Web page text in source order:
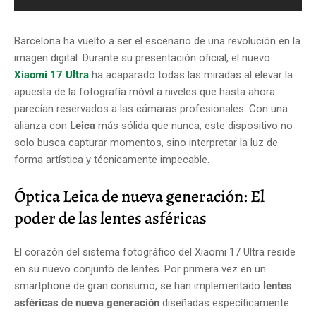
Barcelona ha vuelto a ser el escenario de una revolución en la
imagen digital. Durante su presentación oficial, el nuevo
Xiaomi 17 Ultra ha acaparado todas las miradas al elevar la
apuesta de la fotografía móvil a niveles que hasta ahora
parecían reservados a las cámaras profesionales. Con una
alianza con Leica más sólida que nunca, este dispositivo no
solo busca capturar momentos, sino interpretar la luz de
forma artística y técnicamente impecable.
Óptica Leica de nueva generación: El
poder de las lentes asféricas
El corazón del sistema fotográfico del Xiaomi 17 Ultra reside
en su nuevo conjunto de lentes. Por primera vez en un
smartphone de gran consumo, se han implementado lentes
asféricas de nueva generación diseñadas específicamente